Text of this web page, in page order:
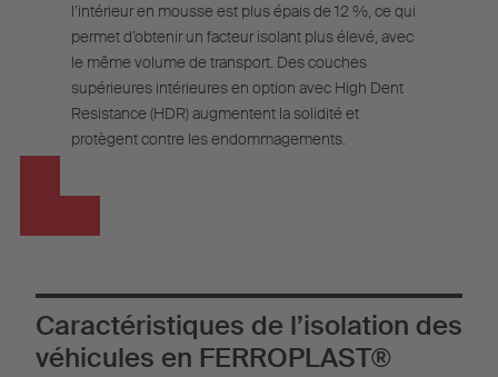
l’intérieur en mousse est plus épais de 12 %, ce qui
permet d’obtenir un facteur isolant plus élevé, avec
le même volume de transport. Des couches
supérieures intérieures en option avec High Dent
Resistance (HDR) augmentent la solidité et
protègent contre les endommagements.
Caractéristiques de l’isolation des
véhicules en FERROPLAST®